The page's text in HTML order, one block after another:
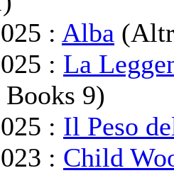
: Alba
: La
9)
: Il Peso
: Child